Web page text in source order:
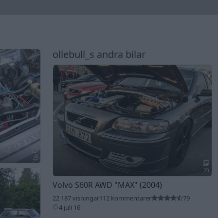
25
ollebull_s andra bilar
20
Volvo S60R AWD "MAX" (2004)
22 187 visningar112 kommentarer
79
4 juli 16